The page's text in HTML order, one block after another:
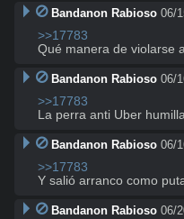
Bandanon Rabioso 06/
>>17783
Qué manera de violarse
Bandanon Rabioso 06/
>>17783
La perra anti Uber
Bandanon Rabioso 06/
>>17783
Y salió arranco como
Bandanon Rabioso 06/